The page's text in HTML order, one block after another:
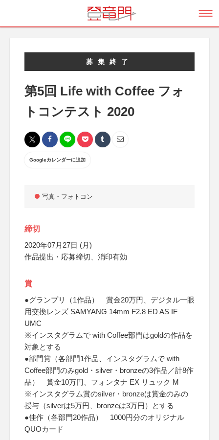
募集終了
第5回 Life with Coffee フォ
トコンテスト 2020
Googleカレンダーに追加
写真・フォトコン
締切
2020年07月27日 (月)
作品提出・応募締切、消印有効
賞
●グランプリ（1作品） 賞金20万円、デジタル一眼
用交換レンズ SAMYANG 14mm F2.8 ED AS IF
UMC
※インスタグラムで with Coffee部門はgoldの作品を
対象とする
●部門賞（各部門1作品、インスタグラムで with
Coffee部門のみgold・silver・bronzeの3作品／計8作
品） 賞金10万円、フォンタナ EX リュック M
※インスタグラム賞のsilver・bronzeは賞金のみの
授与（silverは5万円、bronzeは3万円）とする
●佳作（各部門20作品） 1000円分のオリジナル
QUOカード